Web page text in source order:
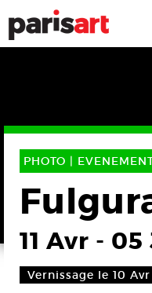
PHOTO |
11 Avr - 05
Vernissage le 10